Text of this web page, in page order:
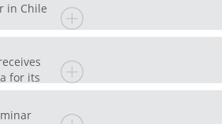
in Chile
for its
to a